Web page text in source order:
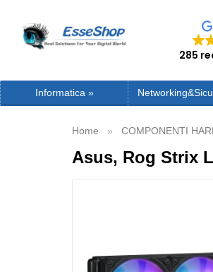
285
Informatica»
Home COMPONENTI
Asus, Rog Strix